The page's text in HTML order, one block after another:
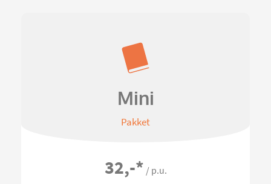
Mini
Pakket
32,-* / p.u.